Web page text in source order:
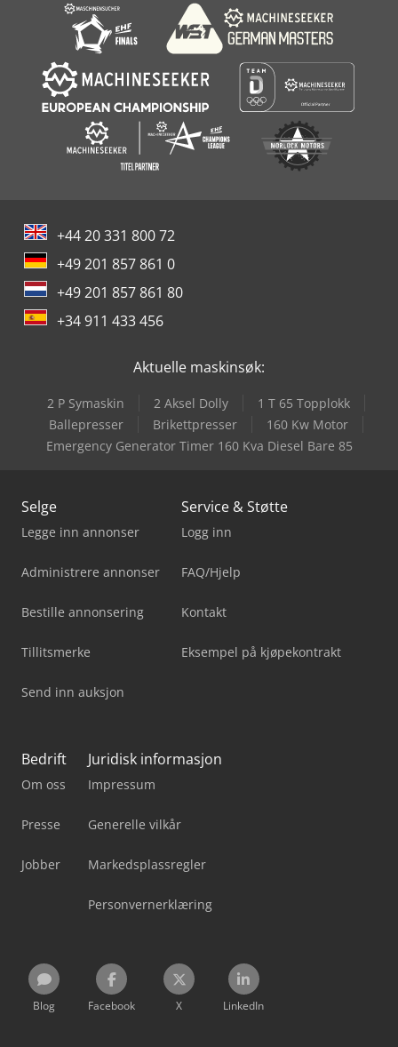
+44 20 331 800 72
+49 201 857 861 0
+49 201 857 861 80
+34 911 433 456
Aktuelle maskinsøk:
2 P Symaskin 2 Aksel Dolly
1 T 65 Topplokk
Ballepresser
Brikettpresser
160 Kw Motor
Emergency Generator Timer 160 Kva Diesel Bare 85
Selge
Legge inn annonser
Administrere annonser
Bestille annonsering
Tillitsmerke
Send inn auksjon
Service & Støtte
Logg inn
FAQ/Hjelp
Kontakt
Eksempel på kjøpekontrakt
Bedrift
Om oss
Presse
Jobber
Juridisk informasjon
Impressum
Generelle vilkår
Markedsplassregler
Personvernerklæring
Blog Facebook X LinkedIn